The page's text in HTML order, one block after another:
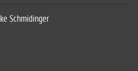
Schmidinger